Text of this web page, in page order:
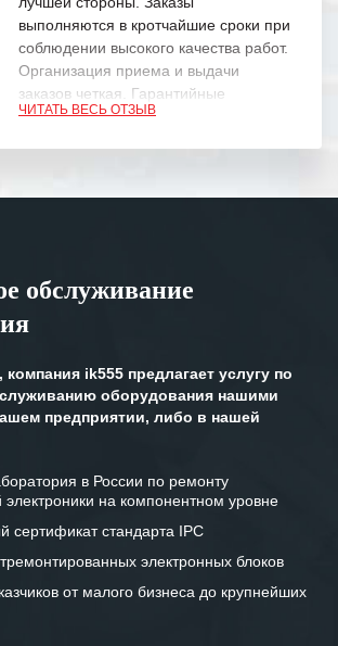
выполняются в кротчайшие сроки при
соблюдении высокого качества работ.
Организация приема и выдачи
заказов четкая. Гарантийные
обязательства выполняются в
Особенно хочется отметить высокую
клиентоориентированность
готовность помочь в самых сложных
Мы высоко ценим сложившиеся
и доверительные партнерские
отношения и искренне желаем
«Инженерной компании «555» долгих
лет успеха и процветания.
ЧИТАТЬ ВЕСЬ ОТЗЫВ
обслуживание
ik555 предлагает услугу по
оборудования нашими
предприятии, либо в нашей
в России по ремонту
на компонентном уровне
сертификат стандарта IPC
электронных блоков
от малого бизнеса до крупнейших